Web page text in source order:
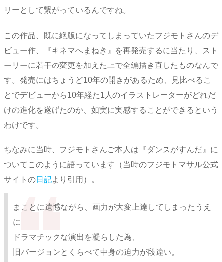
リーとして繋がっているんですね。
この作品、既に絶版になってしまっていたフジモトさんのデ
ビュー作、『キネマへまねき』を再発売するに当たり、スト
ーリーに若干の変更を加えた上で全編描き直したものなんで
す。発売にはちょうど10年の開きがあるため、見比べるこ
とでデビューから10年経た1人のイラストレーターがどれだ
けの進化を遂げたのか、如実に実感することができるという
わけです。
ちなみに当時、フジモトさんご本人は『ダンスがすんだ』に
ついてこのように語っています（当時のフジモトマサル公式
サイトの日記より引用）。
まことに遺憾ながら、画力が大変上達してしまったうえ
に
ドラマチックな演出を凝らした為、
旧バージョンとくらべて中身の迫力が段違い。